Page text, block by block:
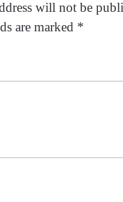
will not be
are marked *